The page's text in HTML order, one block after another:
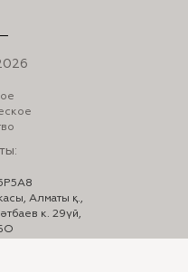
Алматы қ.,
к. 29үй,